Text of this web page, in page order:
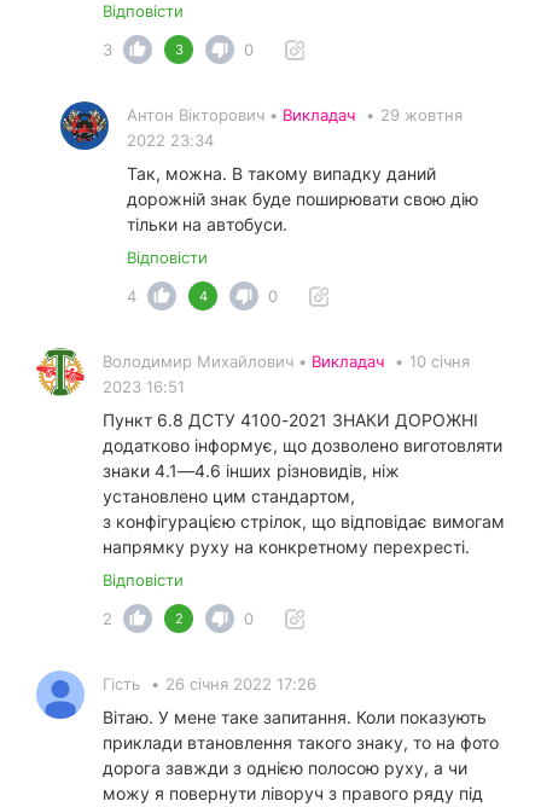
Відповісти
3
3 0
Антон Вікторович • Викладач • 29 жовтня
2022 23:34
Так, можна. В такому випадку даний
дорожній знак буде поширювати свою дію
тільки на автобуси.
Відповісти
4
4 0
Володимир Михайлович • Викладач • 10 січня
2023 16:51
Пункт 6.8 ДСТУ 4100-2021 ЗНАКИ ДОРОЖНІ
додатково інформує, що дозволено виготовляти
знаки 4.1—4.6 інших різновидів, ніж
установлено цим стандартом,
з конфігурацією стрілок, що відповідає вимогам
напрямку руху на конкретному перехресті.
Відповісти
2
2 0
Гість • 26 січня 2022 17:26
Вітаю. У мене таке запитання. Коли показують
приклади втановлення такого знаку, то на фото
дорога завжди з однією полосою руху, а чи
можу я повернути ліворуч з правого ряду під